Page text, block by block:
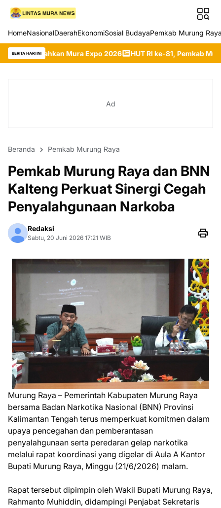
HomeNasionalDaerahEkonomiSosial BudayaPemkab Murung
BERITA HARI INI
Mura Expo 2026 HUT RI ke-81, Pemkab Murung Raya
Ad
Beranda Pemkab Murung Raya
Pemkab Murung Raya dan BNN
Kalteng Perkuat Sinergi Cegah
Penyalahgunaan Narkoba
Redaksi
Sabtu, 20 Juni 2026 17:21 WIB
Murung Raya – Pemerintah Kabupaten Murung Raya
bersama Badan Narkotika Nasional (BNN) Provinsi
Kalimantan Tengah terus memperkuat komitmen dalam
upaya pencegahan dan pemberantasan
penyalahgunaan serta peredaran gelap narkotika
melalui rapat koordinasi yang digelar di Aula A Kantor
Bupati Murung Raya, Minggu (21/6/2026) malam.
Rapat tersebut dipimpin oleh Wakil Bupati Murung Raya,
Rahmanto Muhiddin, didampingi Penjabat Sekretaris